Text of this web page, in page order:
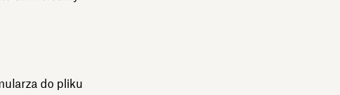
do pliku